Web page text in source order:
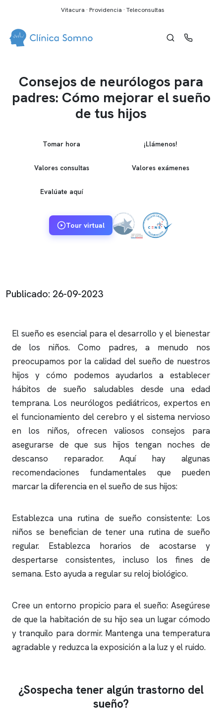
Vitacura · Providencia · Teleconsultas
Consejos de neurólogos para
padres: Cómo mejorar el sueño
de tus hijos
Tomar hora ¡Llámenos!
Valores consultas Valores exámenes
Evalúate aquí
Tour virtual
Publicado: 26-09-2023
El sueño es esencial para el desarrollo y el bienestar
de los niños. Como padres, a menudo nos
preocupamos por la calidad del sueño de nuestros
hijos y cómo podemos ayudarlos a establecer
hábitos de sueño saludables desde una edad
temprana. Los neurólogos pediátricos, expertos en
el funcionamiento del cerebro y el sistema nervioso
en los niños, ofrecen valiosos consejos para
asegurarse de que sus hijos tengan noches de
descanso reparador. Aquí hay algunas
recomendaciones fundamentales que pueden
marcar la diferencia en el sueño de sus hijos:
Establezca una rutina de sueño consistente: Los
niños se benefician de tener una rutina de sueño
regular. Establezca horarios de acostarse y
despertarse consistentes, incluso los fines de
semana. Esto ayuda a regular su reloj biológico.
Cree un entorno propicio para el sueño: Asegúrese
de que la habitación de su hijo sea un lugar cómodo
y tranquilo para dormir. Mantenga una temperatura
agradable y reduzca la exposición a la luz y el ruido.
¿Sospecha tener algún trastorno del
sueño?